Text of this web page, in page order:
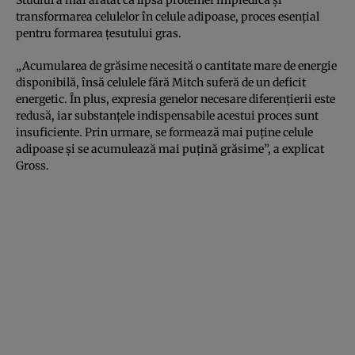
transformarea celulelor în celule adipoase, proces esențial
pentru formarea țesutului gras.
„Acumularea de grăsime necesită o cantitate mare de energie
disponibilă, însă celulele fără Mitch suferă de un deficit
energetic. În plus, expresia genelor necesare diferențierii este
redusă, iar substanțele indispensabile acestui proces sunt
insuficiente. Prin urmare, se formează mai puține celule
adipoase și se acumulează mai puțină grăsime”, a explicat
Gross.